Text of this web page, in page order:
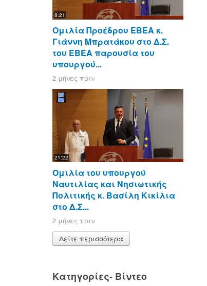
8:21
Ομιλία Προέδρου ΕΒΕΑ κ.
Γιάννη Μπρατάκου στο Δ.Σ.
του ΕΒΕΑ παρουσία του
υπουργού...
2 μήνες πριν
21:22
Ομιλία του υπουργού
Ναυτιλίας και Νησιωτικής
Πολιτικής κ. Βασίλη Κικίλια
στο Δ.Σ...
2 μήνες πριν
Δείτε περισσότερα
Κατηγορίες- Βίντεο